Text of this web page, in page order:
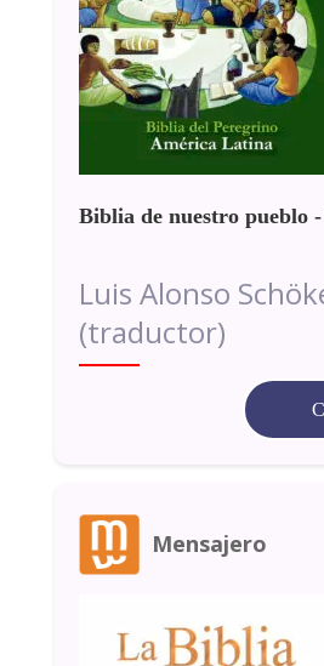
Biblia de nuestro pueblo
Luis Alonso
(traductor)
Mensajero